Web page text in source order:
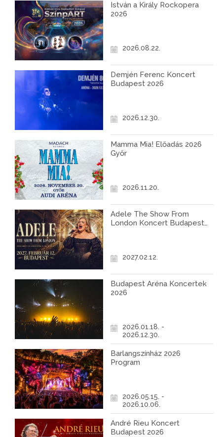
István a Király Rockopera
2026
2026.08.22.
Demjén Ferenc Koncert
Budapest 2026
2026.12.30.
Mamma Mia! Előadás 2026
Győr
2026.11.20.
Adele The Show From
London Koncert Budapest
2027.02.12.
Budapest Aréna Koncertek
2026
2026.01.18. -
2026.12.30.
Barlangszínház 2026
Program
2026.05.15. -
2026.10.06.
André Rieu Koncert
Budapest 2026